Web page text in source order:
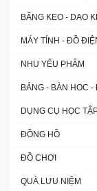
BĂNG KEO - DAO
MÁY TÍNH - ĐỒ
NHU YẾU PHẨM
BẢNG - BÀN HOC -
DỤNG CỤ HỌC
ĐỒNG HỒ
ĐỒ CHƠI
QUÀ LƯU NIỆM